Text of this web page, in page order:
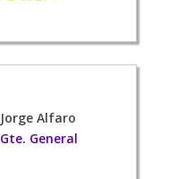
Jorge Alfaro
Gte. General